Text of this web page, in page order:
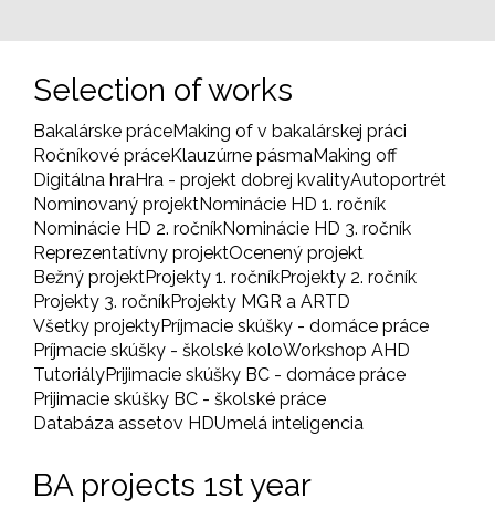
Selection of works
Bakalárske práceMaking of v bakalárskej práci
Ročníkové práceKlauzúrne pásmaMaking off
Digitálna hraHra - projekt dobrej kvalityAutoportrét
Nominovaný projektNominácie HD 1. ročník
Nominácie HD 2. ročníkNominácie HD 3. ročník
Reprezentatívny projektOcenený projekt
Bežný projektProjekty 1. ročníkProjekty 2. ročník
Projekty 3. ročníkProjekty MGR a ARTD
Všetky projektyPríjmacie skúšky - domáce práce
Príjmacie skúšky - školské koloWorkshop AHD
TutoriályPrijimacie skúšky BC - domáce práce
Prijimacie skúšky BC - školské práce
Databáza assetov HDUmelá inteligencia
BA projects 1st year